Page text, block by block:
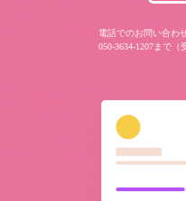
電話でのお問い合わ
050-3634-1207まで（